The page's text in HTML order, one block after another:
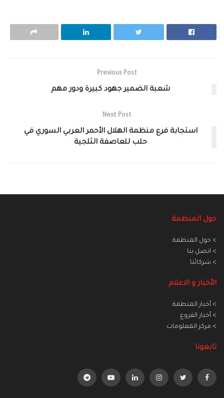
Previous Post
شعبة الضمير جهود كبيرة ودور مهم
Next Post
استجابة فرع منظمة الهلال الأحمر العربي السوري في
حلب للعاصفة الثلجية
حول المنظمة
> حول المنظمة
> اتصل بنا
> شركائنا
الأخبار و الاعلام
> أخبار المنطمة
> أخبار الفروع
> مركز المعلومات
تابعونا